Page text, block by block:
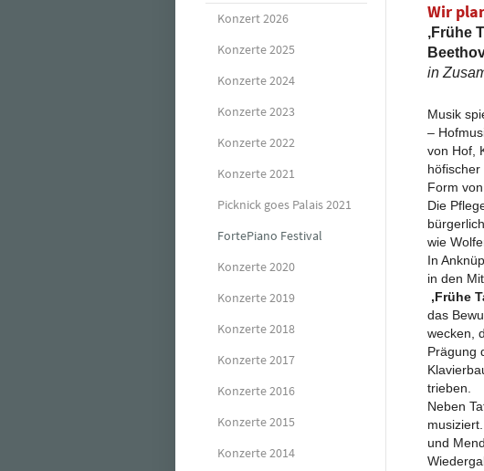
Konzert 2026
Konzerte 2025
Konzerte 2024
Konzerte 2023
Konzerte 2022
Konzerte 2021
Picknick goes Palais 2021
FortePiano Festival
Konzerte 2020
Konzerte 2019
Konzerte 2018
Konzerte 2017
Konzerte 2016
Konzerte 2015
Konzerte 2014
Wir
‚Frühe
in
Musik
–
von Hof,
Form
Die
wie
In
in den
‚Frühe
das
wecken,
Prägung
trieben.
Neben
und